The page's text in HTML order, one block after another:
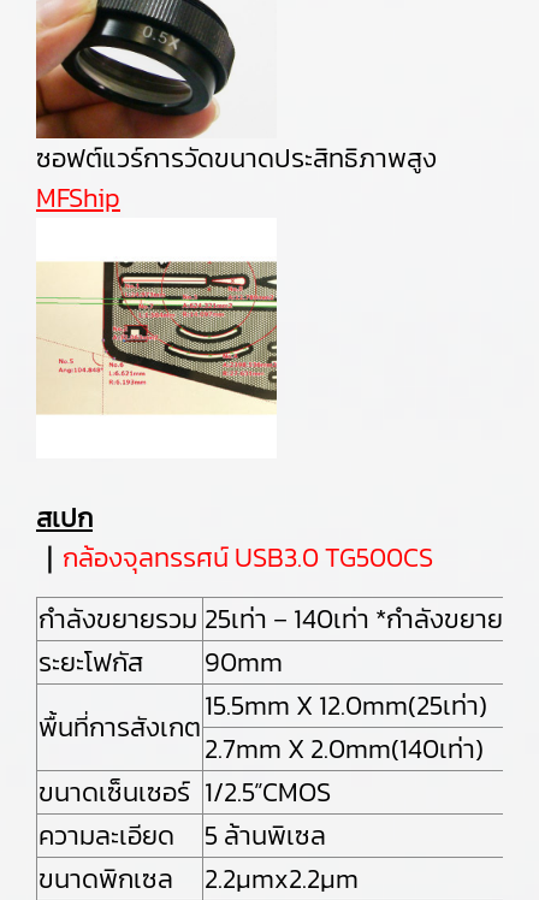
ซอฟต์แวร์การวัดขนาดประสิทธิภาพสูง
MFShip
สเปก
｜ กล้องจุลทรรศน์ USB3.0 TG500CS
กำลังขยายรวม 25เท่า－140เท่า *กำลังขยายที่
ระยะโฟกัส
90mm
พื้นที่การสังเกต
15.5mm X 12.0mm(25เท่า)
2.7mm X 2.0mm(140เท่า)
ขนาดเซ็นเซอร์ 1/2.5”CMOS
ความละเอียด
5 ล้านพิเซล
ขนาดพิกเซล
2.2μmx2.2μm